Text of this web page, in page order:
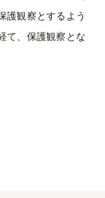
護観察とするよう
て、保護観察とな